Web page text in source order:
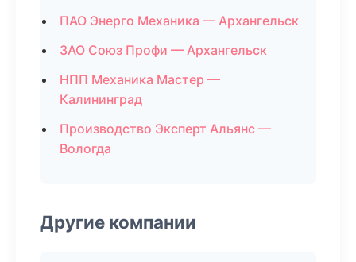
ПАО Энерго Механика — Архангельск
ЗАО Союз Профи — Архангельск
НПП Механика Мастер —
Калининград
Производство Эксперт Альянс —
Вологда
Другие компании